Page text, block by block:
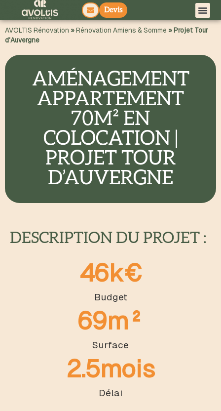
principal
Devis
AVOLTIS Rénovation »Rénovation Amiens & Somme » Projet Tour
d'Auvergne
AMÉNAGEMENT
APPARTEMENT
70M² EN
COLOCATION |
PROJET TOUR
D’AUVERGNE
DESCRIPTION DU PROJET :
Budget
46k€
Surface
69m²
Délai
2.5mois